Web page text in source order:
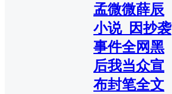
孟微微薛辰
小说_因抄袭
事件全网黑
后我当众宣
布封笔全文